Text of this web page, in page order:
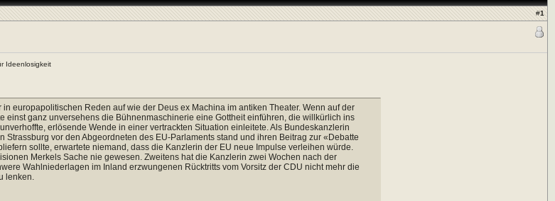
#1
Ideenlosigkeit
in europapolitischen Reden auf wie der Deus ex Machina im antiken Theater. Wenn auf der
einst ganz unversehens die Bühnenmaschinerie eine Gottheit einführen, die willkürlich ins
erlösende Wende in einer vertrackten Situation einleitete. Als Bundeskanzlerin
Strassburg vor den Abgeordneten des EU-Parlaments stand und ihren Beitrag zur «Debatte
sollte, erwartete niemand, dass die Kanzlerin der EU neue Impulse verleihen würde.
Merkels Sache nie gewesen. Zweitens hat die Kanzlerin zwei Wochen nach der
Wahlniederlagen im Inland erzwungenen Rücktritts vom Vorsitz der CDU nicht mehr die
lenken.